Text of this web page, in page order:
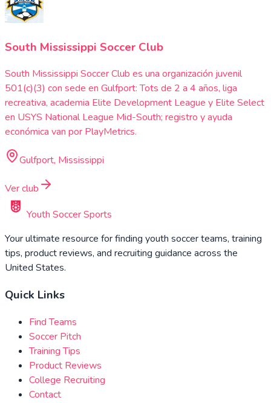
South Mississippi Soccer Club
South Mississippi Soccer Club es una organización juvenil
501(c)(3) con sede en Gulfport: Tots de 2 a 4 años, liga
recreativa, academia Elite Development League y Elite Select
en USYS National League Mid-South; registro y ayuda
económica van por PlayMetrics.
Gulfport, Mississippi
Ver club
Youth Soccer Sports
Your ultimate resource for finding youth soccer teams, training
tips, product reviews, and recruiting guidance across the
United States.
Quick Links
Find Teams
Soccer Pitch
Training Tips
Product Reviews
College Recruiting
Contact